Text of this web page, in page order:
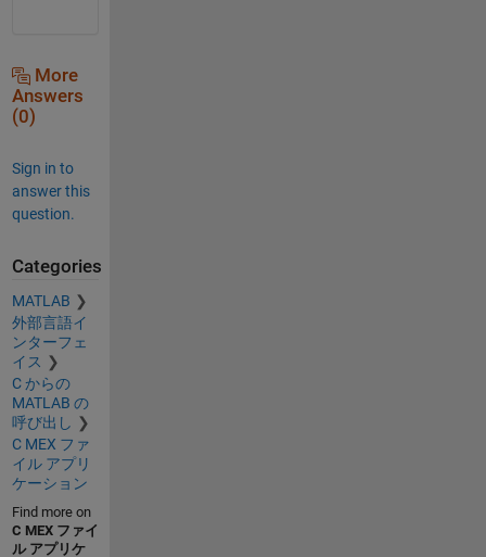
More
Answers
(0)
Sign in to
answer this
question.
Categories
MATLAB
外部言語イ
ンターフェ
イス
C からの
MATLAB の
呼び出し
C MEX ファ
イル アプリ
ケーション
Find more on
C MEX ファイ
ル アプリケ